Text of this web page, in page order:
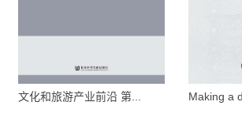
文化和旅游产业前沿 第... Making a